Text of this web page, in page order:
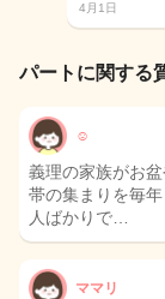
4月1日
パートに関する
☺︎
義理の家族がお
帯の集まりを毎
人ばかりで…
ママリ